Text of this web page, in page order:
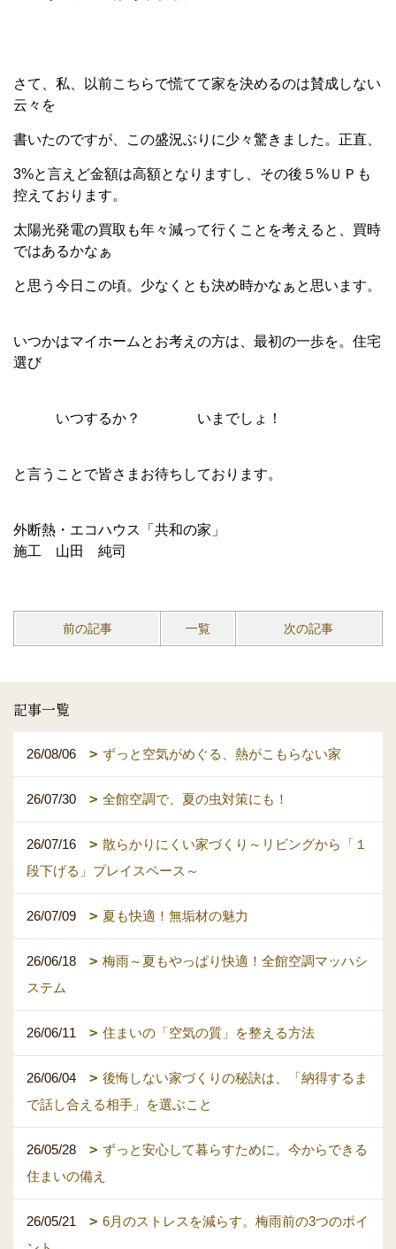
さて、私、以前こちらで慌てて家を決めるのは賛成しない
云々を
書いたのですが、この盛況ぶりに少々驚きました。正直、
3%と言えど金額は高額となりますし、その後５%ＵＰも
控えております。
太陽光発電の買取も年々減って行くことを考えると、買時
ではあるかなぁ
と思う今日この頃。少なくとも決め時かなぁと思います。
いつかはマイホームとお考えの方は、最初の一歩を。住宅
選び
いつするか？ いまでしょ！
と言うことで皆さまお待ちしております。
外断熱・エコハウス「共和の家」
施工 山田 純司
前の記事 一覧 次の記事
記事一覧
26/08/06 ずっと空気がめぐる、熱がこもらない家
26/07/30 全館空調で、夏の虫対策にも！
26/07/16
散らかりにくい家づくり～リビングから「１
段下げる」プレイスペース～
26/07/09 夏も快適！無垢材の魅力
26/06/18
梅雨～夏もやっぱり快適！全館空調マッハシ
ステム
26/06/11 住まいの「空気の質」を整える方法
26/06/04
後悔しない家づくりの秘訣は、「納得するま
で話し合える相手」を選ぶこと
26/05/28
ずっと安心して暮らすために。今からできる
住まいの備え
26/05/21
6月のストレスを減らす。梅雨前の3つのポイ